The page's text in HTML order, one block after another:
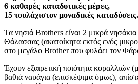
6 καθαρές καταδυτικές μέρες,
15 τουλάχιστον μοναδικές καταδύσεις.
Τα νησιά Βrothers είναι 2 μικρά
Θάλασσας (ακατοίκητα εκτός ενός
στο μεγάλο Brother που φυλάει τον
Έχουν εξαιρετική ποιότητα
βαθιά ναυάγια (επισκέψιμα όμως),